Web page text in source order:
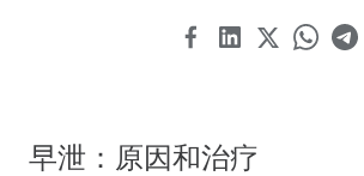
早泄：原因和治疗